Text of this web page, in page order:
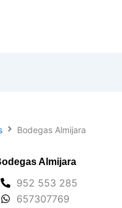
Bodegas Almijara
Almijara
952 553 285
657307769